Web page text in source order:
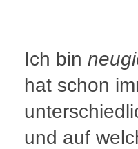
Ich bin
hat schon
und auf